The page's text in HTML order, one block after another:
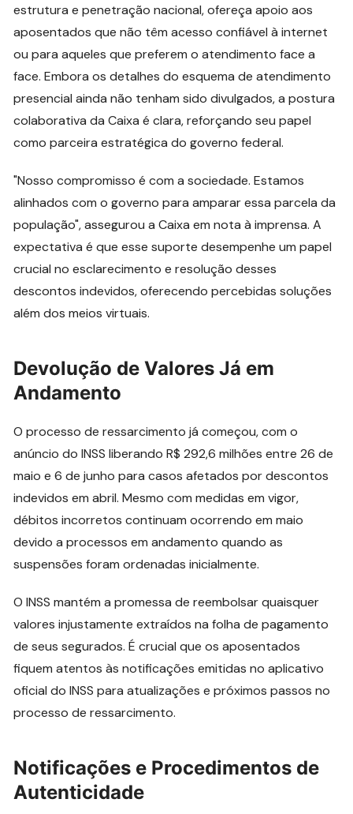
estrutura e penetração nacional, ofereça apoio aos
aposentados que não têm acesso confiável à internet
ou para aqueles que preferem o atendimento face a
face. Embora os detalhes do esquema de atendimento
presencial ainda não tenham sido divulgados, a postura
colaborativa da Caixa é clara, reforçando seu papel
como parceira estratégica do governo federal.
"Nosso compromisso é com a sociedade. Estamos
alinhados com o governo para amparar essa parcela da
população", assegurou a Caixa em nota à imprensa. A
expectativa é que esse suporte desempenhe um papel
crucial no esclarecimento e resolução desses
descontos indevidos, oferecendo percebidas soluções
além dos meios virtuais.
Devolução de Valores Já em
Andamento
O processo de ressarcimento já começou, com o
anúncio do INSS liberando R$ 292,6 milhões entre 26 de
maio e 6 de junho para casos afetados por descontos
indevidos em abril. Mesmo com medidas em vigor,
débitos incorretos continuam ocorrendo em maio
devido a processos em andamento quando as
suspensões foram ordenadas inicialmente.
O INSS mantém a promessa de reembolsar quaisquer
valores injustamente extraídos na folha de pagamento
de seus segurados. É crucial que os aposentados
fiquem atentos às notificações emitidas no aplicativo
oficial do INSS para atualizações e próximos passos no
processo de ressarcimento.
Notificações e Procedimentos de
Autenticidade